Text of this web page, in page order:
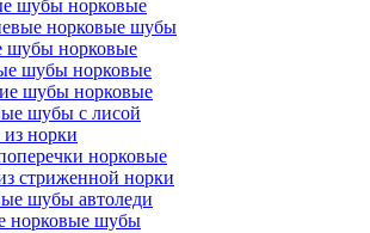
шубы норковые
норковые шубы
шубы норковые
шубы норковые
шубы норковые
шубы с лисой
норки
норковые
стриженной норки
шубы автоледи
норковые шубы